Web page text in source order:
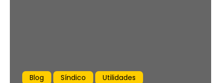
Blog Síndico Utilidades